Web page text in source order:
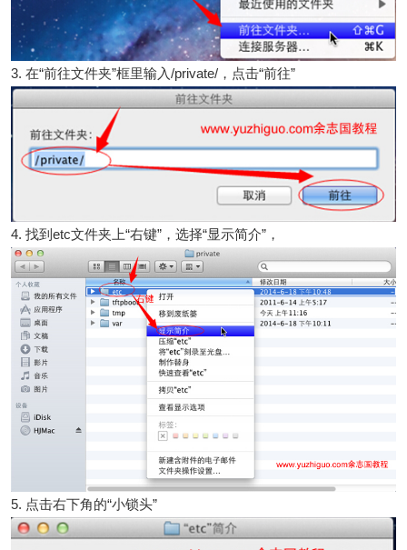
3. 在“前往文件夹”框里输入/private/，点击“前往”
4. 找到etc文件夹上“右键”，选择“显示简介”，
5. 点击右下角的“小锁头”